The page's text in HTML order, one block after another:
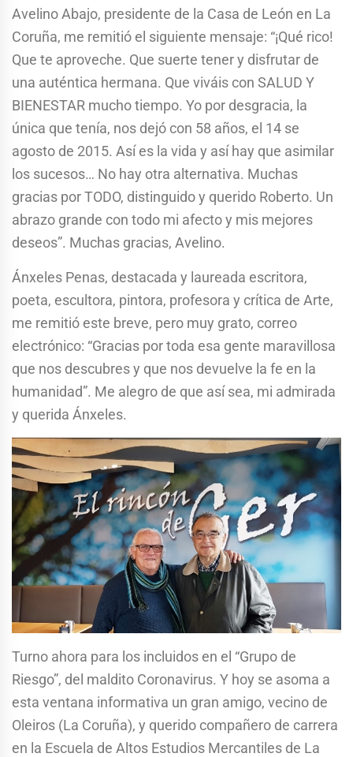
Avelino Abajo, presidente de la Casa de León en La
Coruña, me remitió el siguiente mensaje: “¡Qué rico!
Que te aproveche. Que suerte tener y disfrutar de
una auténtica hermana. Que viváis con SALUD Y
BIENESTAR mucho tiempo. Yo por desgracia, la
única que tenía, nos dejó con 58 años, el 14 se
agosto de 2015. Así es la vida y así hay que asimilar
los sucesos… No hay otra alternativa. Muchas
gracias por TODO, distinguido y querido Roberto. Un
abrazo grande con todo mi afecto y mis mejores
deseos”. Muchas gracias, Avelino.
Ánxeles Penas, destacada y laureada escritora,
poeta, escultora, pintora, profesora y crítica de Arte,
me remitió este breve, pero muy grato, correo
electrónico: “Gracias por toda esa gente maravillosa
que nos descubres y que nos devuelve la fe en la
humanidad”. Me alegro de que así sea, mi admirada
y querida Ánxeles.
Turno ahora para los incluidos en el “Grupo de
Riesgo”, del maldito Coronavirus. Y hoy se asoma a
esta ventana informativa un gran amigo, vecino de
Oleiros (La Coruña), y querido compañero de carrera
en la Escuela de Altos Estudios Mercantiles de La